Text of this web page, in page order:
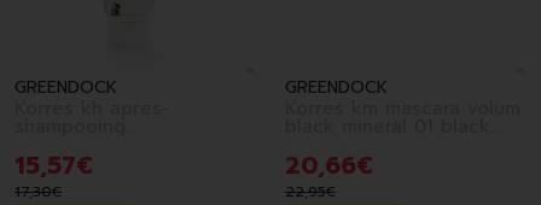
GREENDOCK
15,57€
17,30€
GREENDOCK
20,66€
22,95€